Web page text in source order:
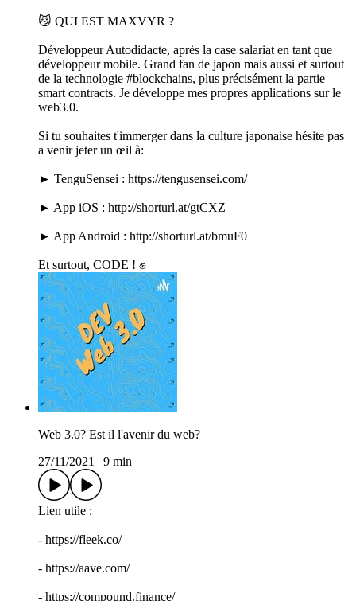
😼 QUI EST MAXVYR ?
Développeur Autodidacte, après la case salariat en tant que
développeur mobile. Grand fan de japon mais aussi et surtout
de la technologie #blockchains, plus précisément la partie
smart contracts. Je développe mes propres applications sur le
web3.0.
Si tu souhaites t'immerger dans la culture japonaise hésite pas
a venir jeter un œil à:
► TenguSensei : https://tengusensei.com/
► App iOS : http://shorturl.at/gtCXZ
► App Android : http://shorturl.at/bmuF0
Et surtout, CODE ! ✊
Web 3.0? Est il l'avenir du web?
27/11/2021
9 min
Lien utile :
- https://fleek.co/
- https://aave.com/
- https://compound.finance/